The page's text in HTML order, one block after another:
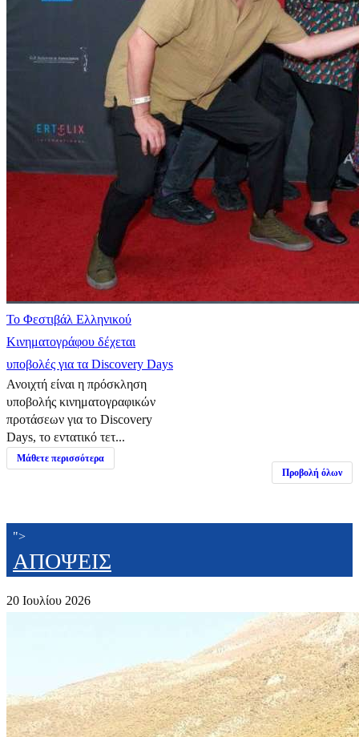
Το Φεστιβάλ Ελληνικού
Κινηματογράφου δέχεται
υποβολές για τα Discovery Days
Ανοιχτή είναι η πρόσκληση
υποβολής κινηματογραφικών
προτάσεων για το Discovery
Days, το εντατικό τετ...
Μάθετε περισσότερα
Προβολή όλων
">
ΑΠΟΨΕΙΣ
20 Ιουλίου 2026